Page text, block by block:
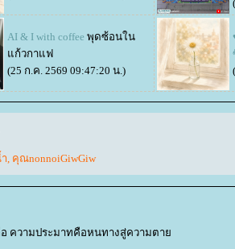
AI & I with coffee พุดซ้อนใน
ก้วกาแฟ
(25 ก.ค. 2569 09:47:20 น.)
, คุณnonnoiGiwGiw
ความประมาทคือหนทางสู่ความตา